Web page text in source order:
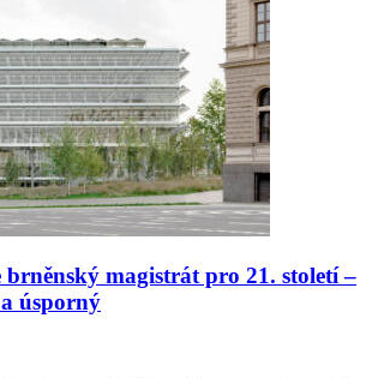
magistrát pro 21. století –
úsporný